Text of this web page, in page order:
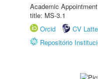
Academic
title: MS-3.1
Orcid
CV
Repositório